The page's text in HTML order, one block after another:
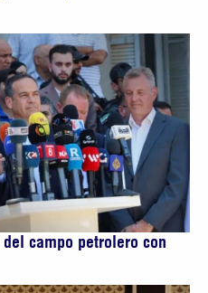
campo petrolero con